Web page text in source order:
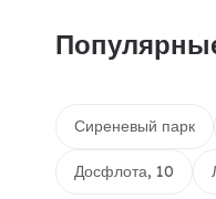
Сиреневый парк
Досфлота, 10